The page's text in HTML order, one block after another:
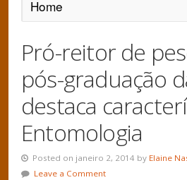
Pró-reitor de
pós-graduação
destaca
Entomologia
Posted on janeiro 2, 2014 by Elaine
Leave a Comment